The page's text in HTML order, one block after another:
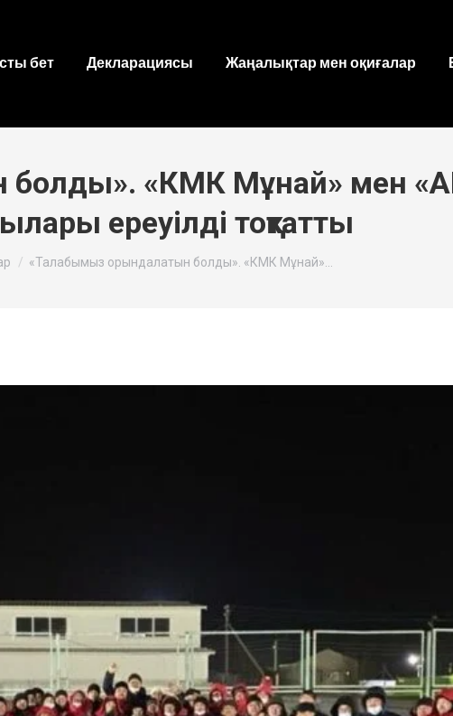
бет Декларациясы Жаңалықтар мен оқиғалар
болды». «КМК Мұнай» мен
ереуілді тоқтатты
«Талабымыз орындалатын болды». «КМК Мұнай»…